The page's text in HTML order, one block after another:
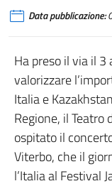
Data pubblicazione:
Ha preso il via il
valorizzare
Italia e
Regione, il
ospitato il
Viterbo, che il
l’Italia al Festival